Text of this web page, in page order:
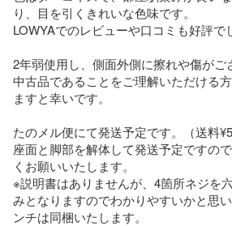
り、目を引くきれいな色味です。
LOWYAでのレビューや口コミも好評で
2年弱使用し、側面外側に擦れや傷がご
中古品であることをご理解いただける
ますと幸いです。
たのメル便にて発送予定です。（送料
座面と脚部を解体して発送予定ですの
くお願いいたします。
※説明書はありませんが、4箇所ネジを
みとなりますのでわかりやすいかと思
ンチは同梱いたします。